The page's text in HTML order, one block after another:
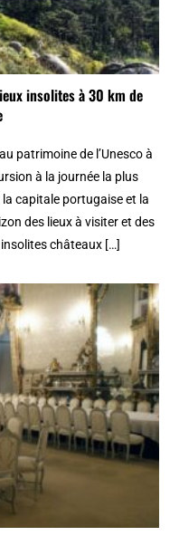
insolites à 30 km de
patrimoine de l’Unesco à
à la journée la plus
capitale portugaise et la
des lieux à visiter et des
châteaux […]